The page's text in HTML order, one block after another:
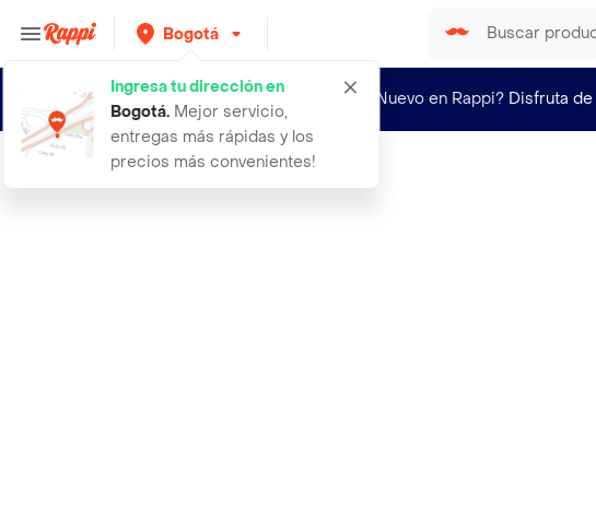
Bogotá
Ingresa tu dirección en
Bogotá. Mejor servicio,
entregas más rápidas y los
precios más convenientes!
¿Nuevo en Rappi? Disfruta de
cerveza aguila paca x24